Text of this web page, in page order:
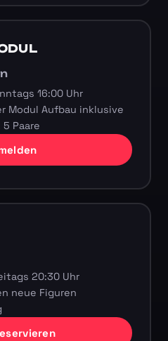
16:00 Uhr
Modul Aufbau inklusive
5 Paare
20:30 Uhr
neue Figuren